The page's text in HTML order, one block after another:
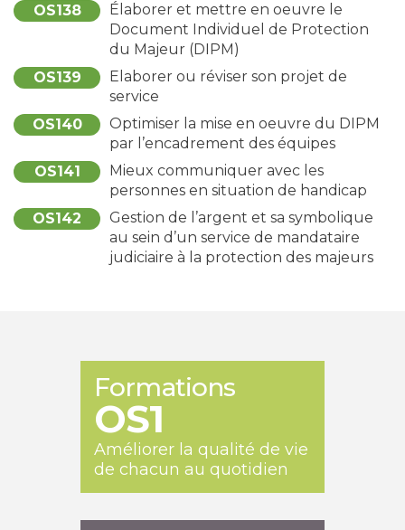
OS138
Élaborer et mettre en oeuvre le
Document Individuel de Protection
du Majeur (DIPM)
OS139
Elaborer ou réviser son projet de
service
OS140
Optimiser la mise en oeuvre du DIPM
par l’encadrement des équipes
OS141
Mieux communiquer avec les
personnes en situation de handicap
OS142
Gestion de l’argent et sa symbolique
au sein d’un service de mandataire
judiciaire à la protection des majeurs
Formations
OS1
Améliorer la qualité de vie
de chacun au quotidien